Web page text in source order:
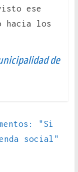
ese
hacia los
de
"Si
social"